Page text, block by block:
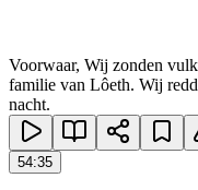
Voorwaar, Wij zonden
familie van Lôeth. Wij
nacht.
54:35